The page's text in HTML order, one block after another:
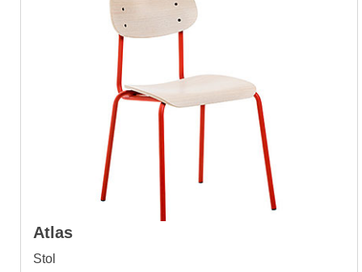
Atlas
Stol